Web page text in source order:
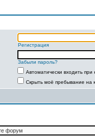
Регистрация
Забыли пароль?
Автоматически входить
Скрыть моё пребывание на